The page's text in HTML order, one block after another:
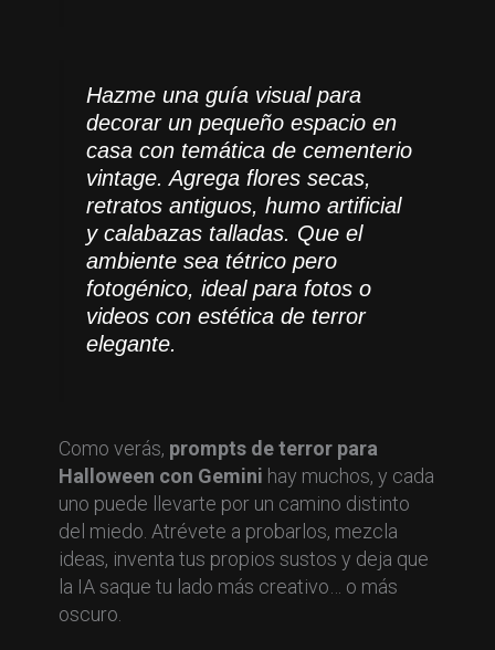
Hazme una guía visual para
decorar un pequeño espacio en
casa con temática de cementerio
vintage. Agrega flores secas,
retratos antiguos, humo artificial
y calabazas talladas. Que el
ambiente sea tétrico pero
fotogénico, ideal para fotos o
videos con estética de terror
elegante.
Como verás, prompts de terror para
Halloween con Gemini hay muchos, y cada
uno puede llevarte por un camino distinto
del miedo. Atrévete a probarlos, mezcla
ideas, inventa tus propios sustos y deja que
la IA saque tu lado más creativo… o más
oscuro.